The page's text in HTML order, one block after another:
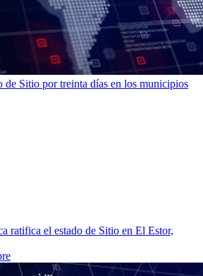
de Sitio por treinta días en los municipios
ratifica el estado de Sitio en El Estor,